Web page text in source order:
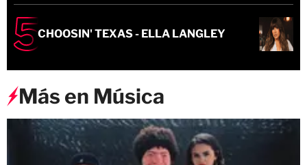
CHOOSIN' TEXAS - ELLA LANGLEY
Más en Música